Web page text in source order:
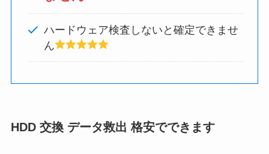
ハードウェア検査しないと確定できませ
ん
HDD 交換 データ救出 格安でできます